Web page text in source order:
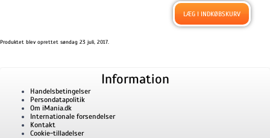
Produktet blev oprettet søndag 23 juli, 2017.
Information
Handelsbetingelser
Persondatapolitik
Om iMania.dk
Internationale forsendelser
Kontakt
Cookie-tilladelser